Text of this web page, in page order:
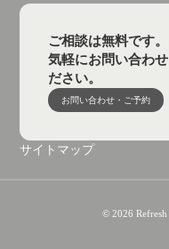
ご相談は無料です
気軽にお問い合わせ
ださい。
お問い合わせ・ご予約
サイトマップ
© 2026